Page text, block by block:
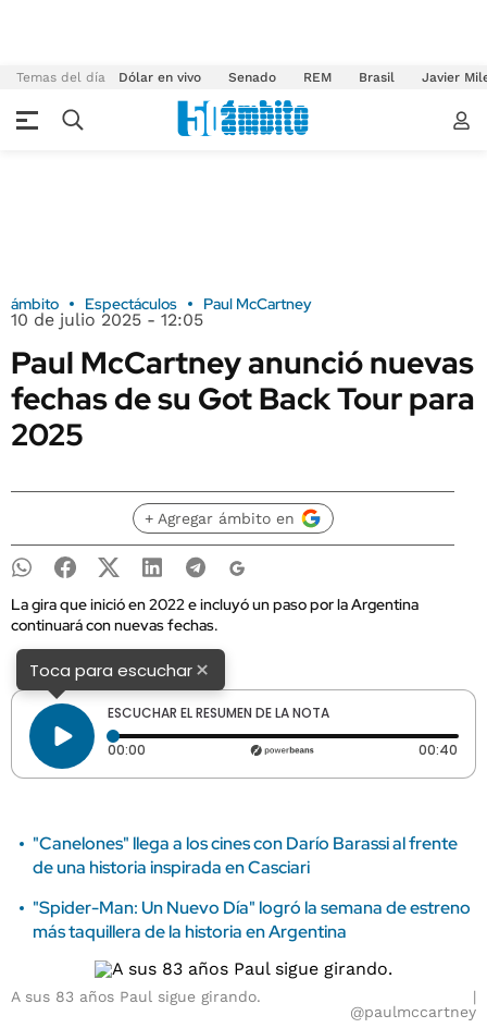
Temas del día Dólar en vivo Senado REM Brasil Javier
ámbito Espectáculos Paul McCartney
10 de julio 2025 - 12:05
Paul McCartney anunció nuevas
fechas de su Got Back Tour para
2025
+ Agregar ámbito en
La gira que inició en 2022 e incluyó un paso por la Argentina
continuará con nuevas fechas.
Toca para escuchar×
ESCUCHAR EL RESUMEN DE LA NOTA
00:00 Tiempo transcurrido: 0 segundos 00:40
"Canelones" llega a los cines con Darío Barassi al frente
de una historia inspirada en Casciari
"Spider-Man: Un Nuevo Día" logró la semana de estreno
más taquillera de la historia en Argentina
A sus 83 años Paul sigue girando.
@paulmccartney